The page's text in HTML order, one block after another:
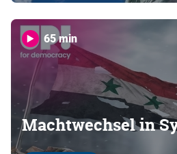
65 min
Machtwechsel in